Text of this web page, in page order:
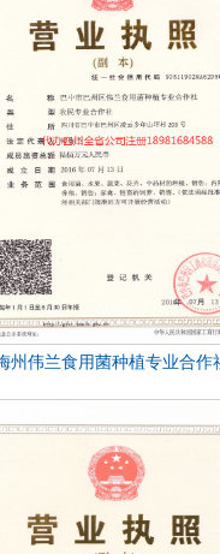
州伟兰食用菌种植专业合作